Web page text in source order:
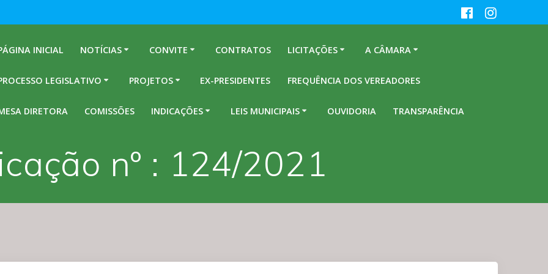
INICIAL NOTÍCIAS CONVITE CONTRATOS LICITAÇÕES A CÂMARA
LEGISLATIVO PROJETOS EX-PRESIDENTES FREQUÊNCIA DOS VEREADORES
DIRETORA COMISSÕES INDICAÇÕES LEIS MUNICIPAIS OUVIDORIA TRANSPARÊNCIA
nº : 124/2021